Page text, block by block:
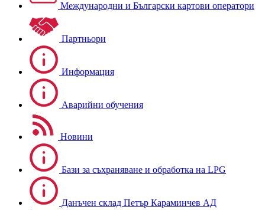
Международни и Български картови оператори
Партньори
Информация
Аварийни обучения
Новини
Бази за съхраняване и обработка на LPG
Данъчен склад Петър Караминчев АД